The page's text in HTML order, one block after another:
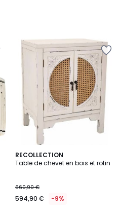
RECOLLECTION
Table de chevet en bois et rotin
660,90 €
594,90 € -9%